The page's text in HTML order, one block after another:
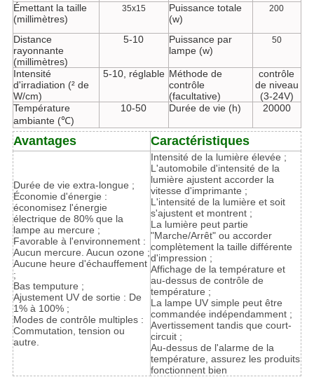
Émettant la taille
(millimètres)
35x15
Puissance totale
(w)
200
Distance
rayonnante
(millimètres)
5-10
Puissance par
lampe (w)
50
Intensité
d'irradiation (² de
W/cm)
5-10, réglable Méthode de
contrôle
(facultative)
contrôle
de niveau
(3-24V)
Température
ambiante (℃)
10-50 Durée de vie (h) 20000
Avantages Caractéristiques
Durée de vie extra-longue ;
Économie d'énergie :
économisez l'énergie
électrique de 80% que la
lampe au mercure ;
Favorable à l'environnement :
Aucun mercure. Aucun ozone ;
Aucune heure d'échauffement
;
Bas temputure ;
Ajustement UV de sortie : De
1% à 100% ;
Modes de contrôle multiples :
Commutation, tension ou
autre.
Intensité de la lumière élevée ;
L'automobile d'intensité de la
lumière ajustent accorder la
vitesse d'imprimante ;
L'intensité de la lumière et soit
s'ajustent et montrent ;
La lumière peut partie
"Marche/Arrêt" ou accorder
complètement la taille différente
d'impression ;
Affichage de la température et
au-dessus de contrôle de
température ;
La lampe UV simple peut être
commandée indépendamment ;
Avertissement tandis que court-
circuit ;
Au-dessus de l'alarme de la
température, assurez les produits
fonctionnent bien